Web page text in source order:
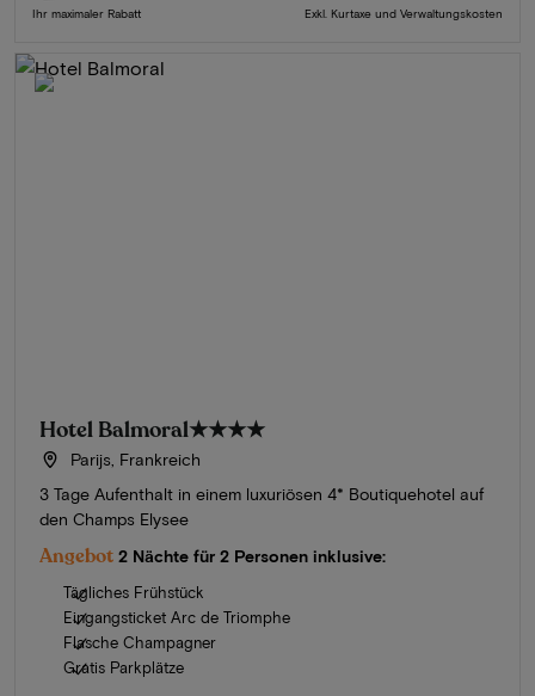
Ihr maximaler Rabatt Exkl. Kurtaxe und Verwaltungskosten
Hotel Balmoral★★★★
Parijs, Frankreich
3 Tage Aufenthalt in einem luxuriösen 4* Boutiquehotel auf
den Champs Elysee
Angebot 2 Nächte für 2 Personen inklusive:
Tägliches Frühstück
Eingangsticket Arc de Triomphe
Flasche Champagner
Gratis Parkplätze